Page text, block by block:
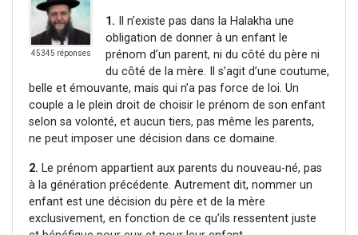
45345 réponses
1. Il n’existe pas dans la Halakha une
obligation de donner à un enfant le
prénom d’un parent, ni du côté du père ni
du côté de la mère. Il s’agit d’une coutume,
belle et émouvante, mais qui n’a pas force de loi. Un
couple a le plein droit de choisir le prénom de son enfant
selon sa volonté, et aucun tiers, pas même les parents,
ne peut imposer une décision dans ce domaine.
2. Le prénom appartient aux parents du nouveau-né, pas
à la génération précédente. Autrement dit, nommer un
enfant est une décision du père et de la mère
exclusivement, en fonction de ce qu’ils ressentent juste